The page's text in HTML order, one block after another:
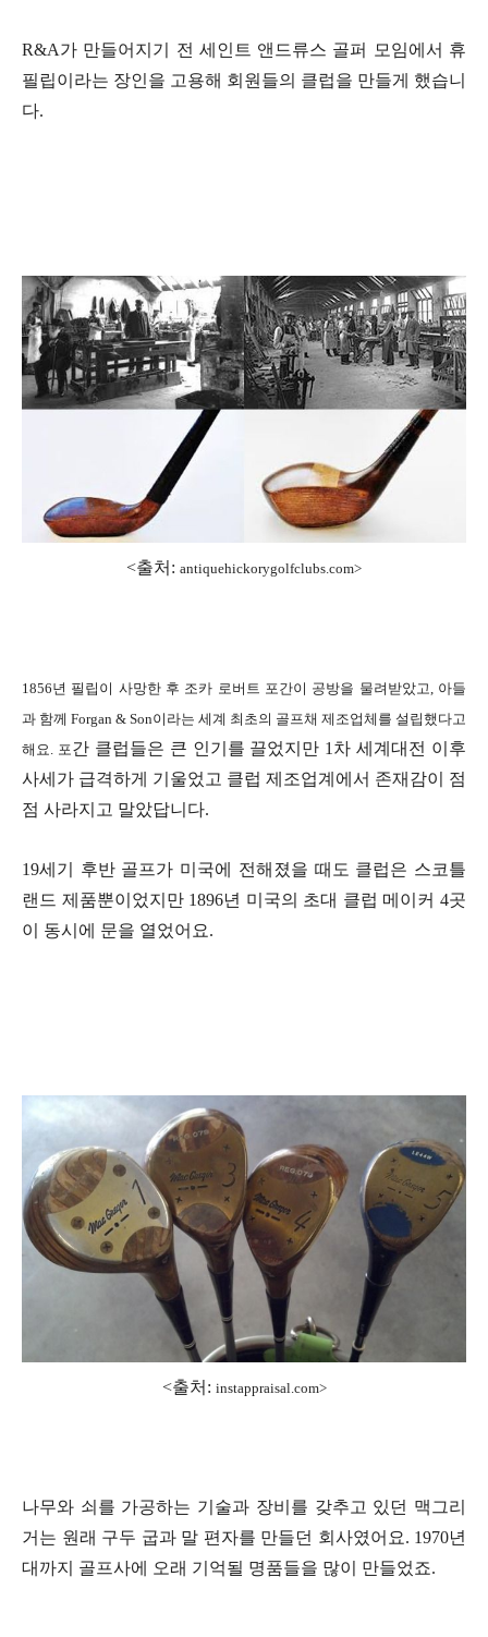
R&A가 만들어지기 전 세인트 앤드류스 골퍼 모임에서 휴
필립이라는 장인을 고용해 회원들의 클럽을 만들게 했습니
다.
<출처: antiquehickorygolfclubs.com>
1856년 필립이 사망한 후 조카 로버트 포간이 공방을 물려받았고, 아들
과 함께 Forgan & Son이라는 세계 최초의 골프채 제조업체를 설립했다고
해요. 포간 클럽들은 큰 인기를 끌었지만 1차 세계대전 이후
사세가 급격하게 기울었고 클럽 제조업계에서 존재감이 점
점 사라지고 말았답니다.
19세기 후반 골프가 미국에 전해졌을 때도 클럽은 스코틀
랜드 제품뿐이었지만 1896년 미국의 초대 클럽 메이커 4곳
이 동시에 문을 열었어요.
<출처: instappraisal.com>
나무와 쇠를 가공하는 기술과 장비를 갖추고 있던 맥그리
거는 원래 구두 굽과 말 편자를 만들던 회사였어요. 1970년
대까지 골프사에 오래 기억될 명품들을 많이 만들었죠.